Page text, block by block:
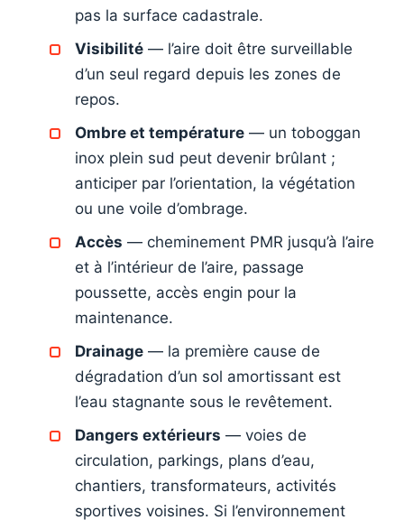
pas la surface cadastrale.
Visibilité — l’aire doit être surveillable
d’un seul regard depuis les zones de
repos.
Ombre et température — un toboggan
inox plein sud peut devenir brûlant ;
anticiper par l’orientation, la végétation
ou une voile d’ombrage.
Accès — cheminement PMR jusqu’à l’aire
et à l’intérieur de l’aire, passage
poussette, accès engin pour la
maintenance.
Drainage — la première cause de
dégradation d’un sol amortissant est
l’eau stagnante sous le revêtement.
Dangers extérieurs — voies de
circulation, parkings, plans d’eau,
chantiers, transformateurs, activités
sportives voisines. Si l’environnement